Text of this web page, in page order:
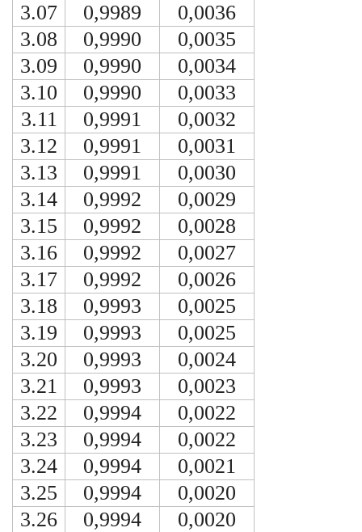
3.07
0,9989
0,0036
3.08
0,9990
0,0035
3.09
0,9990
0,0034
3.10
0,9990
0,0033
3.11
0,9991
0,0032
3.12
0,9991
0,0031
3.13
0,9991
0,0030
3.14
0,9992
0,0029
3.15
0,9992
0,0028
3.16
0,9992
0,0027
3.17
0,9992
0,0026
3.18
0,9993
0,0025
3.19
0,9993
0,0025
3.20
0,9993
0,0024
3.21
0,9993
0,0023
3.22
0,9994
0,0022
3.23
0,9994
0,0022
3.24
0,9994
0,0021
3.25
0,9994
0,0020
3.26
0,9994
0,0020